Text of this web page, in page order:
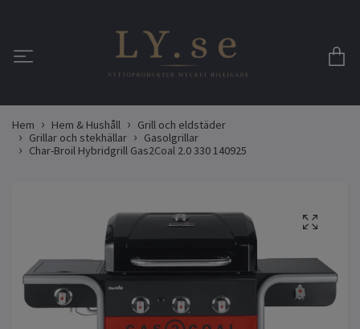
Hem Hem & Hushåll
Grill och eldstäder
Grillar och stekhällar
Gasolgrillar
Char-Broil Hybridgrill Gas2Coal 2.0 330 140925